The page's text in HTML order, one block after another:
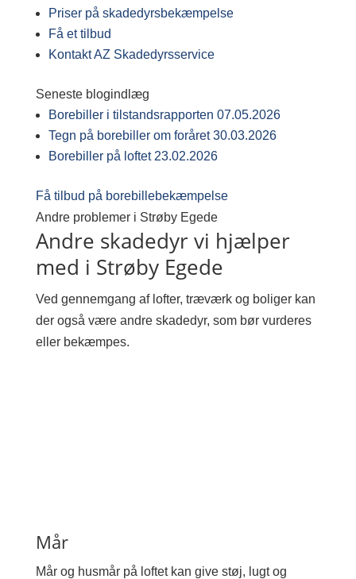
Priser på skadedyrsbekæmpelse
Få et tilbud
Kontakt AZ Skadedyrsservice
Seneste blogindlæg
Borebiller i tilstandsrapporten 07.05.2026
Tegn på borebiller om foråret 30.03.2026
Borebiller på loftet 23.02.2026
Få tilbud på borebillebekæmpelse
Andre problemer i Strøby Egede
Andre skadedyr vi hjælper
med i Strøby Egede
Ved gennemgang af lofter, træværk og boliger kan
der også være andre skadedyr, som bør vurderes
eller bekæmpes.
Mår
Mår og husmår på loftet kan give støj, lugt og